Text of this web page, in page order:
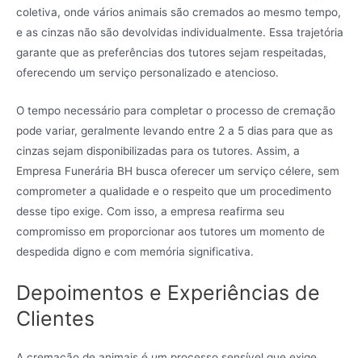
coletiva, onde vários animais são cremados ao mesmo tempo,
e as cinzas não são devolvidas individualmente. Essa trajetória
garante que as preferências dos tutores sejam respeitadas,
oferecendo um serviço personalizado e atencioso.
O tempo necessário para completar o processo de cremação
pode variar, geralmente levando entre 2 a 5 dias para que as
cinzas sejam disponibilizadas para os tutores. Assim, a
Empresa Funerária BH busca oferecer um serviço célere, sem
comprometer a qualidade e o respeito que um procedimento
desse tipo exige. Com isso, a empresa reafirma seu
compromisso em proporcionar aos tutores um momento de
despedida digno e com memória significativa.
Depoimentos e Experiências de
Clientes